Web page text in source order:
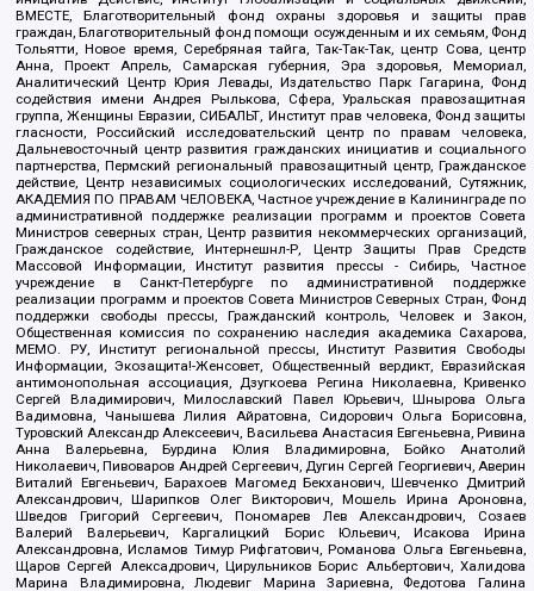
ВМЕСТЕ, Благотворительный фонд охраны здоровья и защиты прав
граждан, Благотворительный фонд помощи осужденным и их семьям, Фонд
Тольятти, Новое время, Серебряная тайга, Так-Так-Так, центр Сова, центр
Анна, Проект Апрель, Самарская губерния, Эра здоровья, Мемориал,
Аналитический Центр Юрия Левады, Издательство Парк Гагарина, Фонд
содействия имени Андрея Рылькова, Сфера, Уральская правозащитная
группа, Женщины Евразии, СИБАЛЬТ, Институт прав человека, Фонд защиты
гласности, Российский исследовательский центр по правам человека,
Дальневосточный центр развития гражданских инициатив и социального
партнерства, Пермский региональный правозащитный центр, Гражданское
действие, Центр независимых социологических исследований, Сутяжник,
АКАДЕМИЯ ПО ПРАВАМ ЧЕЛОВЕКА, Частное учреждение в Калининграде по
административной поддержке реализации программ и проектов Совета
Министров северных стран, Центр развития некоммерческих организаций,
Гражданское содействие, Интернешнл-Р, Центр Защиты Прав Средств
Массовой Информации, Институт развития прессы - Сибирь, Частное
учреждение в Санкт-Петербурге по административной поддержке
реализации программ и проектов Совета Министров Северных Стран, Фонд
поддержки свободы прессы, Гражданский контроль, Человек и Закон,
Общественная комиссия по сохранению наследия академика Сахарова,
МЕМО. РУ, Институт региональной прессы, Институт Развития Свободы
Информации, Экозащита!-Женсовет, Общественный вердикт, Евразийская
антимонопольная ассоциация, Дзугкоева Регина Николаевна, Кривенко
Сергей Владимирович, Милославский Павел Юрьевич, Шнырова Ольга
Вадимовна, Чанышева Лилия Айратовна, Сидорович Ольга Борисовна,
Туровский Александр Алексеевич, Васильева Анастасия Евгеньевна, Ривина
Анна Валерьевна, Бурдина Юлия Владимировна, Бойко Анатолий
Николаевич, Пивоваров Андрей Сергеевич, Дугин Сергей Георгиевич, Аверин
Виталий Евгеньевич, Барахоев Магомед Бекханович, Шевченко Дмитрий
Александрович, Шарипков Олег Викторович, Мошель Ирина Ароновна,
Шведов Григорий Сергеевич, Пономарев Лев Александрович, Созаев
Валерий Валерьевич, Каргалицкий Борис Юльевич, Исакова Ирина
Александровна, Исламов Тимур Рифгатович, Романова Ольга Евгеньевна,
Щаров Сергей Алексадрович, Цирульников Борис Альбертович, Халидова
Марина Владимировна, Людевиг Марина Зариевна, Федотова Галина